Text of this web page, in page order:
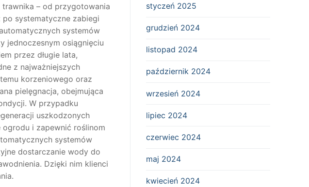
trawnika – od przygotowania
po systematyczne zabiegi
systemów
jednoczesnym osiągnięciu
przez długie lata,
z najważniejszych
korzeniowego oraz
pielęgnacja, obejmująca
W przypadku
uszkodzonych
i zapewnić roślinom
systemów
dostarczanie wody do
Dzięki nim klienci
styczeń 2025
grudzień 2024
listopad 2024
październik 2024
wrzesień 2024
lipiec 2024
czerwiec 2024
maj 2024
kwiecień 2024